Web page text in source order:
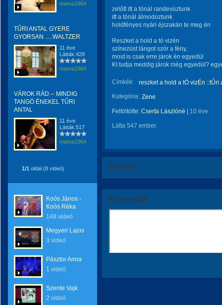
mama1964
TŰRI ANTAL GYERE
GYORSAN .....WALTZER
11 éve
Látták:428
mama1964
VÁROK RÁD.-- MINDIG
TANGÓ ÉNEKEL TŰRI
ANTAL
11 éve
Látták:517
mama1964
1/1 oldal (8 videó)
Koós János -
Koós Réka
148 videó
Megyeri Lajos
3 videó
Pásztor Anna
1 videó
Szente Vajk
2 videó
zelőtt itt a tónál randevúztunk
itt a tónál álmodoztunk
holdfényes nyári éjszakán te meg én
Reszket a hold a tó vizén
színezüst lángot szór a fény,
most is csak erre járok én egyedül
KI tudja meddig járok még egyedül?
Címkék:
reszket a hold a tÓ vizÉn ::tŰri
Kategória: Zene
Feltöltötte: Cserta Lászlóné 10 éve
Látta 547 ember.
Értékeld!
Kommentáld!